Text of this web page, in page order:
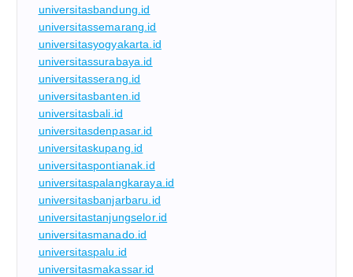
universitasbandung.id
universitassemarang.id
universitasyogyakarta.id
universitassurabaya.id
universitasserang.id
universitasbanten.id
universitasbali.id
universitasdenpasar.id
universitaskupang.id
universitaspontianak.id
universitaspalangkaraya.id
universitasbanjarbaru.id
universitastanjungselor.id
universitasmanado.id
universitaspalu.id
universitasmakassar.id